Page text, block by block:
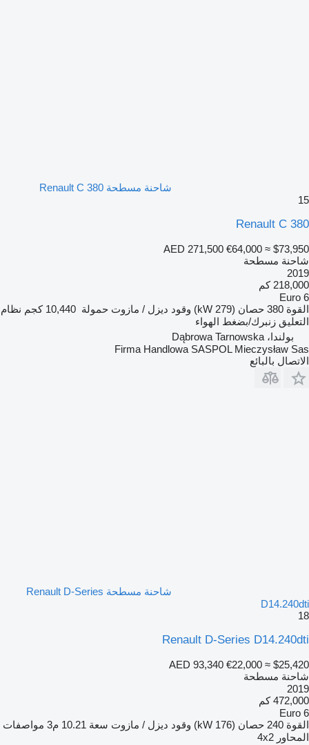
شاحنة مسطحة Renault C 380
15
Renault C 380
AED 271,500 €64,000 ≈ $73,950
شاحنة مسطحة
2019
218,000 كم
Euro 6
القوة 380 حصان (279 kW) وقود ديزل / مازوت حمولة 10,440 كجم
نظام
التعليق زنبرك/بضغط الهواء
بولندا، Dąbrowa Tarnowska
Firma Handlowa SASPOL Mieczysław Sas
الاتصال بالبائع
شاحنة مسطحة Renault D-Series
D14.240dti
18
Renault D-Series D14.240dti
AED 93,340 €22,000 ≈ $25,420
شاحنة مسطحة
2019
472,000 كم
Euro 6
القوة 240 حصان (176 kW) وقود ديزل / مازوت سعة 10.21 م3
مواصفات
المحاور 4x2